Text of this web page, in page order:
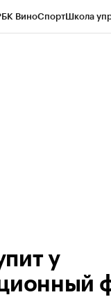
ВиноСпортШкола
у